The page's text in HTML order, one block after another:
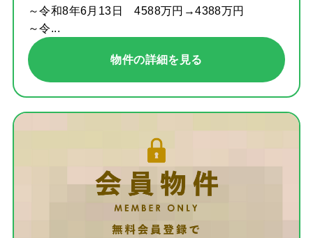
～令和8年6月13日 4588万円→4388万円
～令...
物件の詳細を見る